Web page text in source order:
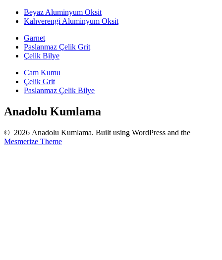
Beyaz Aluminyum Oksit
Kahverengi Aluminyum Oksit
Garnet
Paslanmaz Çelik Grit
Çelik Bilye
Cam Kumu
Çelik Grit
Paslanmaz Çelik Bilye
Anadolu Kumlama
© 2026 Anadolu Kumlama. Built using WordPress and the
Mesmerize Theme